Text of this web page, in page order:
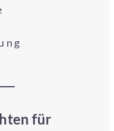
für